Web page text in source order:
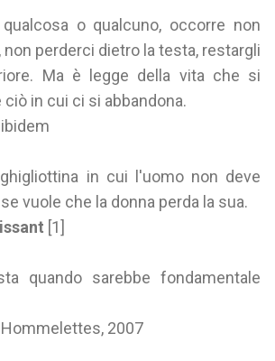
o qualcuno, occorre non
non perderci dietro la testa, restargli
Ma è legge della vita che si
in cui ci si abbandona.
ibidem
in cui l'uomo non deve
vuole che la donna perda la sua.
[1]
quando sarebbe fondamentale
Hommelettes, 2007